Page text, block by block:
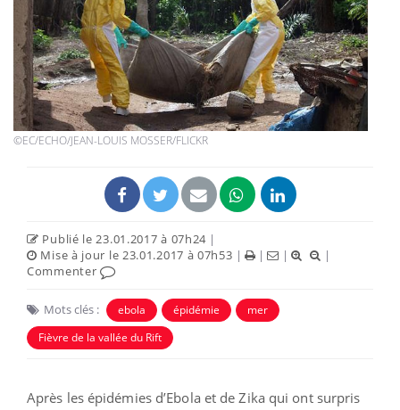
©EC/ECHO/JEAN-LOUIS MOSSER/FLICKR
Publié le 23.01.2017 à 07h24 |
Mise à jour le 23.01.2017 à 07h53 | | |
|
Commenter
Mots clés : ebola épidémie
mer
Fièvre de la vallée du Rift
Après les épidémies d’Ebola et de Zika qui ont surpris